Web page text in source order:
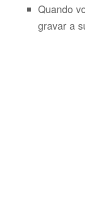
Quando
gravar a